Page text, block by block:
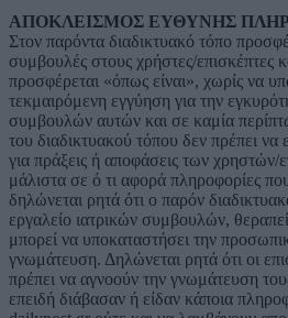
ΑΠΟΚΛΕΙΣΜΟΣ ΕΥΘΥΝΗΣ
Στον παρόντα διαδικτυακό τόπο
συμβουλές στους χρήστες/επισκέπτες
προσφέρεται «όπως είναι», χωρίς να
τεκμαιρόμενη εγγύηση για την
συμβουλών αυτών και σε καμία
του διαδικτυακού τόπου δεν πρέπει
για πράξεις ή αποφάσεις των χρηστών/
μάλιστα σε ό τι αφορά πληροφορίες
δηλώνεται ρητά ότι ο παρόν
εργαλείο ιατρικών συμβουλών,
μπορεί να υποκαταστήσει την
γνωμάτευση. Δηλώνεται ρητά ότι οι
πρέπει να αγνοούν την γνωμάτευση
επειδή διάβασαν ή είδαν κάποια